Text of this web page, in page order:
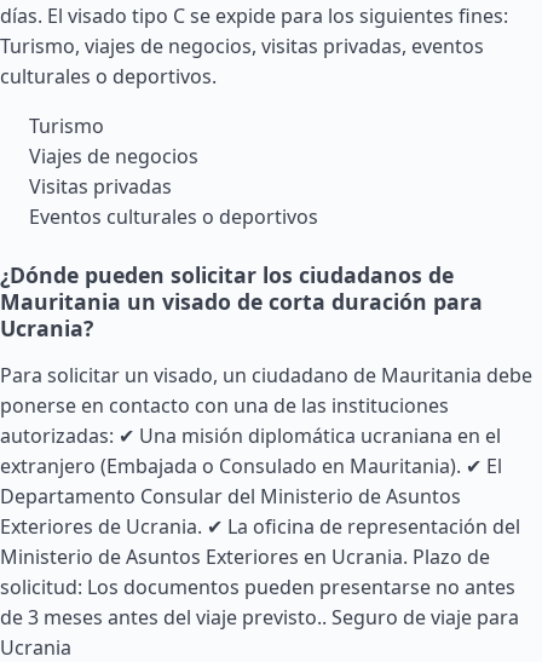
días. El visado tipo C se expide para los siguientes fines:
Turismo, viajes de negocios, visitas privadas, eventos
culturales o deportivos.
Turismo
Viajes de negocios
Visitas privadas
Eventos culturales o deportivos
¿Dónde pueden solicitar los ciudadanos de
Mauritania un visado de corta duración para
Ucrania?
Para solicitar un visado, un ciudadano de Mauritania debe
ponerse en contacto con una de las instituciones
autorizadas: ✔ Una misión diplomática ucraniana en el
extranjero (Embajada o Consulado en Mauritania). ✔ El
Departamento Consular del Ministerio de Asuntos
Exteriores de Ucrania. ✔ La oficina de representación del
Ministerio de Asuntos Exteriores en Ucrania. Plazo de
solicitud: Los documentos pueden presentarse no antes
de 3 meses antes del viaje previsto.. Seguro de viaje para
Ucrania